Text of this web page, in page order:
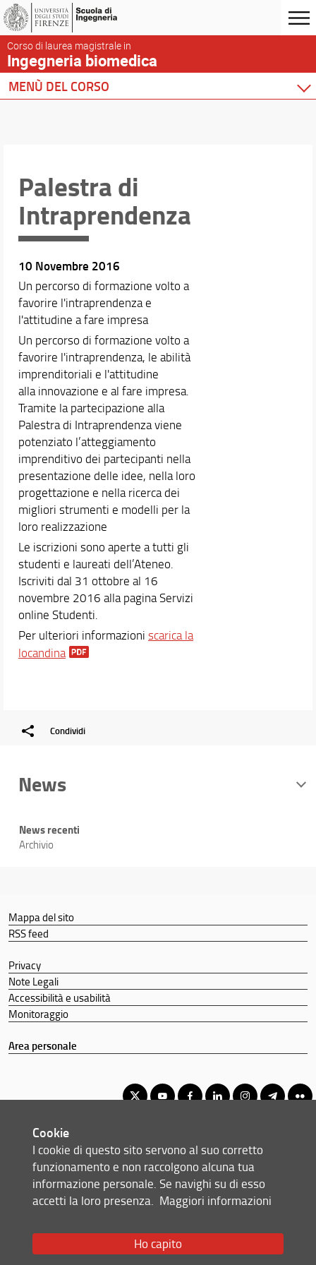
Corso di laurea magistrale in
Ingegneria biomedica
MENÙ DEL CORSO
Docenti
Orario e calendari
Palestra di
Intraprendenza
10 Novembre 2016
Un percorso di formazione volto a
favorire l'intraprendenza e
l'attitudine a fare impresa
Un percorso di formazione volto a
favorire l'intraprendenza, le abilità
imprenditoriali e l'attitudine
alla innovazione e al fare impresa.
Tramite la partecipazione alla
Palestra di Intraprendenza viene
potenziato l’atteggiamento
imprenditivo dei partecipanti nella
presentazione delle idee, nella loro
progettazione e nella ricerca dei
migliori strumenti e modelli per la
loro realizzazione
Le iscrizioni sono aperte a tutti gli
studenti e laureati dell’Ateneo.
Iscriviti dal 31 ottobre al 16
novembre 2016 alla pagina Servizi
online Studenti.
Per ulteriori informazioni scarica la
locandina
Condividi
News
News recenti
Archivio
Mappa del sito
RSS feed
Privacy
Note Legali
Accessibilità e usabilità
Monitoraggio
Area personale
© Copyright 2012-2026 Università degli Studi di Firenze UNIFI
P.IVA/Cod.Fis 01279680480
Via di S. Marta, 3 - 50139 Firenze (FI)
Email:
Cookie
I cookie di questo sito servono al suo corretto
funzionamento e non raccolgono alcuna tua
informazione personale. Se navighi su di esso
accetti la loro presenza. Maggiori informazioni
Ho capito